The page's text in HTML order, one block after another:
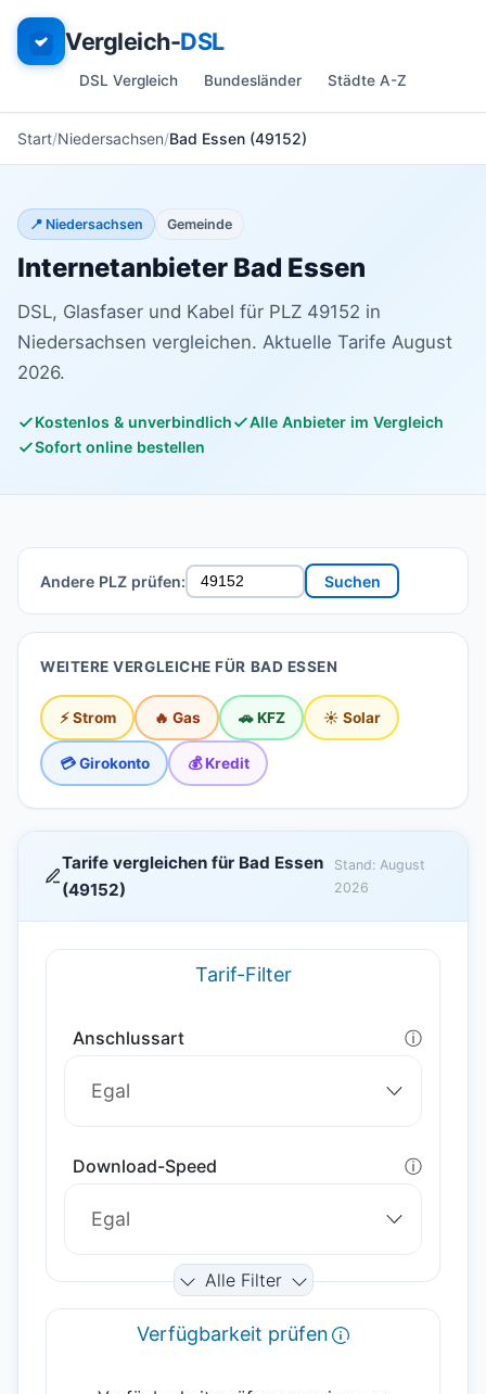
Vergleich-DSL
DSL Vergleich Bundesländer Städte A-Z
Start Niedersachsen Bad Essen (49152)
📍 Niedersachsen Gemeinde
Internetanbieter Bad Essen
DSL, Glasfaser und Kabel für PLZ 49152 in
Niedersachsen vergleichen. Aktuelle Tarife August
2026.
Kostenlos & unverbindlich
Alle Anbieter im Vergleich
Sofort online bestellen
Andere PLZ prüfen: Suchen
WEITERE VERGLEICHE FÜR BAD ESSEN
⚡ Strom 🔥 Gas 🚗 KFZ ☀️ Solar
💳 Girokonto 💰 Kredit
Tarife vergleichen für Bad Essen
(49152)
Stand: August
2026